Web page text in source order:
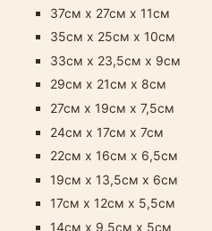
37см х 27см х 11см
35см х 25см х 10см
33см х 23,5см х 9см​
29см х 21см х 8см
27см х 19см х 7,5см
24см х 17см х 7см
22см х 16см х 6,5см
19см х 13,5см х 6см
17см х 12см х 5,5см
14см х 9,5см х 5см